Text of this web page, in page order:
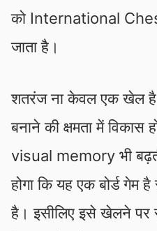
को International
जाता है।
शतरंज ना केवल एक खेल है
बनाने की क्षमता में
visual memory भी
होगा कि यह एक बोर्ड गेम
है। इसीलिए इसे खेलने पर